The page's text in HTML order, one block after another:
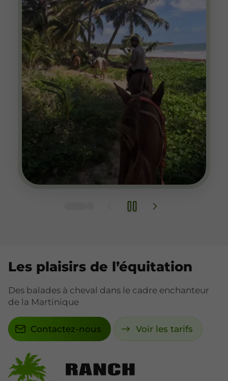
Les plaisirs de l’équitation
Des balades à cheval dans le cadre enchanteur
de la Martinique
Contactez-nous Voir les tarifs